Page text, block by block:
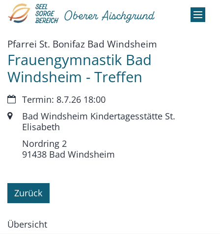
Zum Inhalt springen
Pfarrei St. Bonifaz Bad Windsheim
Frauengymnastik Bad
Windsheim - Treffen
Datum:Termin: 8.7.26 18:00
Ort: Bad Windsheim Kindertagesstätte St.
Elisabeth
Nordring 2
91438Bad Windsheim
Zurück
Übersicht